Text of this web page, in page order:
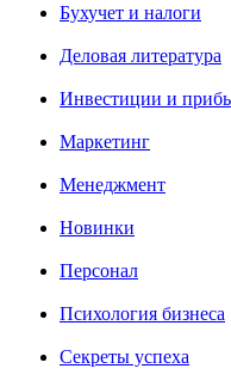
Бухучет и налоги
Деловая литература
Инвестиции и
Маркетинг
Менеджмент
Новинки
Персонал
Психология бизнеса
Секреты успеха